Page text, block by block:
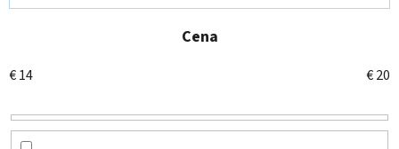
d
n
i
e
p
Cena
€14 €20